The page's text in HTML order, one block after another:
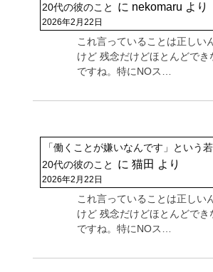
20代の彼のこと
に nekomaru より
2026年2月22日
これ言っていることは正しい
けど 残念だけどほとんどでき
ですね。特にNOス…
「働くことが嫌いなんです」という
20代の彼のこと
に 猫田 より
2026年2月22日
これ言っていることは正しい
けど 残念だけどほとんどでき
ですね。特にNOス…